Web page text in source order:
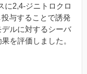
に2,4-ジニトロクロ
与することで誘発
ルに対するシーバ
を評価しました。